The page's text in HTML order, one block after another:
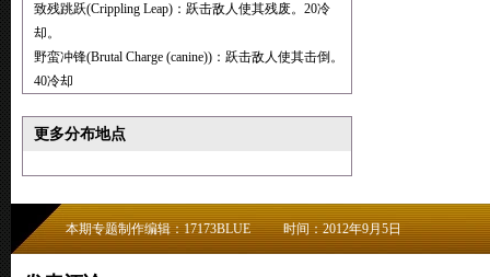
致残跳跃(Crippling Leap)：跃击敌人使其残废。20冷
却。
野蛮冲锋(Brutal Charge (canine))：跃击敌人使其击倒。
40冷却
更多分布地点
本期专题制作编辑：17173BLUE 时间：2012年9月5日